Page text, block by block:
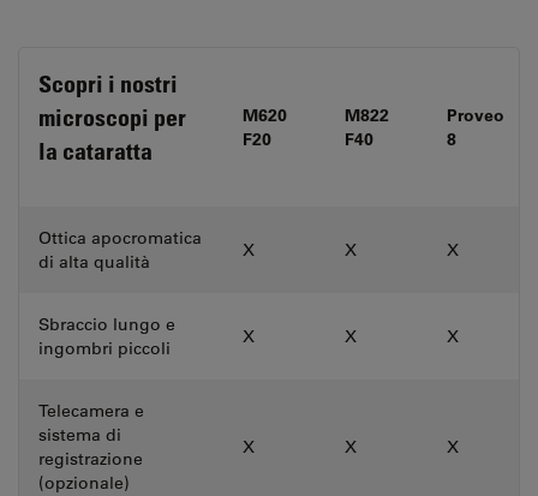
Scopri i nostri
microscopi per
la cataratta
M620
F20
M822
F40
Proveo
8
Ottica apocromatica
di alta qualità
X X X
Sbraccio lungo e
ingombri piccoli
X X X
Telecamera e
sistema di
registrazione
(opzionale)
X X X